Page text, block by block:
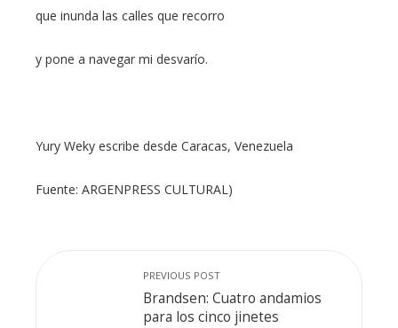
que inunda las calles que recorro
y pone a navegar mi desvarío.
Yury Weky escribe desde Caracas, Venezuela
Fuente: ARGENPRESS CULTURAL)
PREVIOUS POST
Brandsen: Cuatro andamios
para los cinco jinetes